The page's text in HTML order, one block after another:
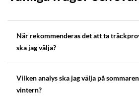
När rekommenderas det att ta
ska jag välja?
Vilken analys ska jag välja på
vintern?